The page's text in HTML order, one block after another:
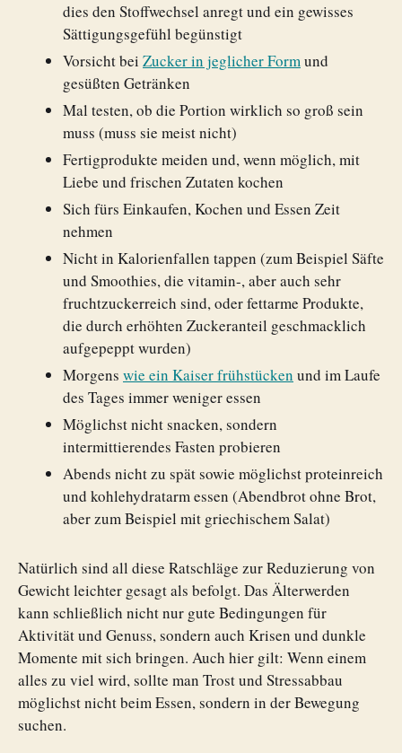
dies den Stoffwechsel anregt und ein gewisses
Sättigungsgefühl begünstigt
Vorsicht bei Zucker in jeglicher Formund
gesüßten Getränken
Mal testen, ob die Portion wirklich so groß sein
muss (muss sie meist nicht)
Fertigprodukte meiden und, wenn möglich, mit
Liebe und frischen Zutaten kochen
Sich fürs Einkaufen, Kochen und Essen Zeit
nehmen
Nicht in Kalorienfallen tappen (zum Beispiel Säfte
und Smoothies, die vitamin-, aber auch sehr
fruchtzuckerreich sind, oder fettarme Produkte,
die durch erhöhten Zuckeranteil geschmacklich
aufgepeppt wurden)
Morgens wie ein Kaiser frühstücken und im Laufe
des Tages immer weniger essen
Möglichst nicht snacken, sondern
intermittierendes Fasten probieren
Abends nicht zu spät sowie möglichst proteinreich
und kohlehydratarm essen (Abendbrot ohne Brot,
aber zum Beispiel mit griechischem Salat)
Natürlich sind all diese Ratschläge zur Reduzierung von
Gewicht leichter gesagt als befolgt. Das Älterwerden
kann schließlich nicht nur gute Bedingungen für
Aktivität und Genuss, sondern auch Krisen und dunkle
Momente mit sich bringen. Auch hier gilt: Wenn einem
alles zu viel wird, sollte man Trost und Stressabbau
möglichst nicht beim Essen, sondern in der Bewegung
suchen.